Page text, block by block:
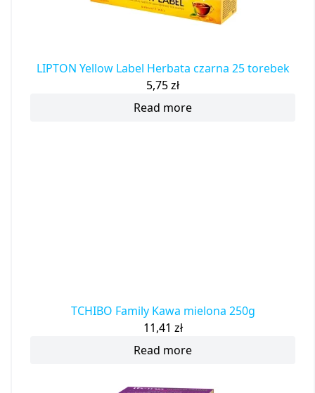
LIPTON Yellow Label Herbata czarna 25 torebek
5,75zł
Read more
TCHIBO Family Kawa mielona 250g
11,41 zł
Read more